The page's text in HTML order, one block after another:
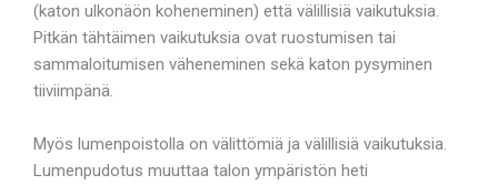
(katon ulkonäön koheneminen) että välillisiä vaikutuksia.
Pitkän tähtäimen vaikutuksia ovat ruostumisen tai
sammaloitumisen väheneminen sekä katon pysyminen
tiiviimpänä.
Myös lumenpoistolla on välittömiä ja välillisiä vaikutuksia.
Lumenpudotus muuttaa talon ympäristön heti